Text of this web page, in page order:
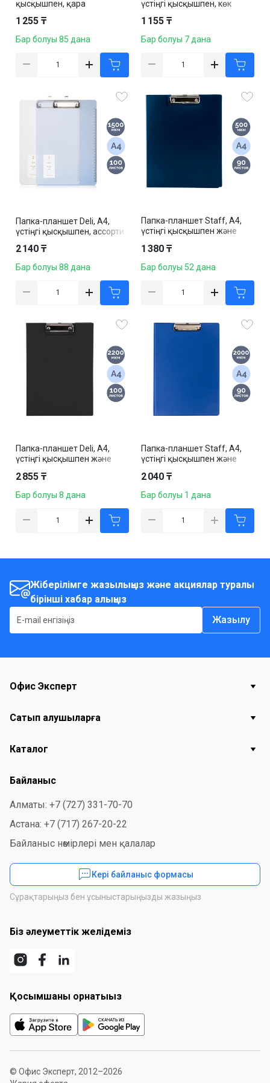
қысқышпен, қара
1 255 ₸
Бар болуы 85 дана
үстіңгі қысқышпен, көк
1 155 ₸
Бар болуы 7 дана
Папка-планшет Deli, А4,
үстіңгі қысқышпен, ассорти
2 140 ₸
Бар болуы 88 дана
Папка-планшет Staff, А4,
үстіңгі қысқышпен және
1 380 ₸
Бар болуы 52 дана
Папка-планшет Deli, А4,
үстіңгі қысқышпен және
2 855 ₸
Бар болуы 8 дана
Папка-планшет Staff, А4,
үстіңгі қысқышпен және
2 040 ₸
Бар болуы 1 дана
Жіберілімге жазылыңыз және акциялар туралы
бірінші хабар алыңыз
Жазылу
Офис Эксперт
Сатып алушыларға
Каталог
Байланыс
Алматы: +7 (727) 331-70-70
Астана: +7 (717) 267-20-22
Байланыс нөмірлері мен қалалар
Кері байланыс формасы
Сұрақтарыңыз бен ұсыныстарыңызды жазыңыз
Біз әлеуметтік желідеміз
Қосымшаны орнатыңыз
© Офис Эксперт, 2012–2026